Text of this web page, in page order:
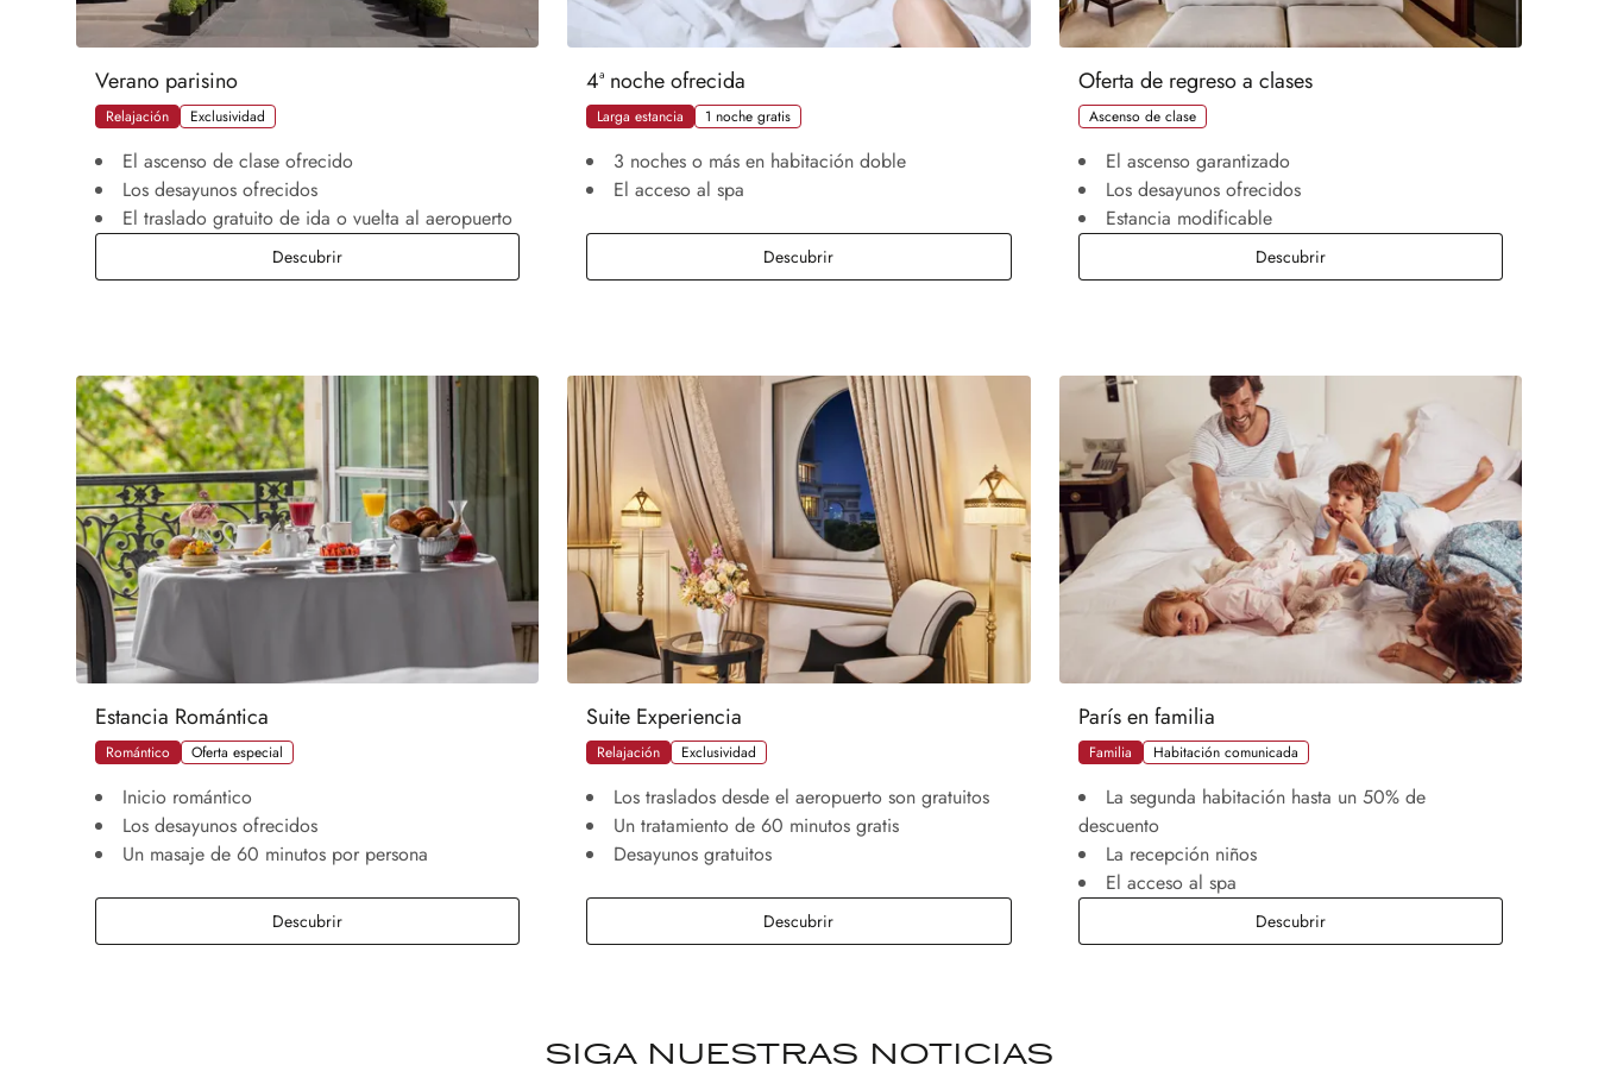
Verano parisino
Relajación Exclusividad
El ascenso de clase ofrecido
Los desayunos ofrecidos
El traslado gratuito de ida o vuelta al aeropuerto
DescubrirVerano parisino
4ª noche ofrecida
Larga estancia 1 noche gratis
3 noches o más en habitación doble
El acceso al spa
Descubrir4ª noche ofrecida
Oferta de regreso a clases
Ascenso de clase
El ascenso garantizado
Los desayunos ofrecidos
Estancia modificable
DescubrirOferta de regreso a clases
Estancia Romántica
Romántico Oferta especial
Inicio romántico
Los desayunos ofrecidos
Un masaje de 60 minutos por persona
DescubrirEstancia Romántica
Suite Experiencia
Relajación Exclusividad
Los traslados desde el aeropuerto son gratuitos
Un tratamiento de 60 minutos gratis
Desayunos gratuitos
DescubrirSuite Experiencia
París en familia
Familia Habitación comunicada
La segunda habitación hasta un 50% de
descuento
La recepción niños
El acceso al spa
DescubrirParís en familia
SIGA NUESTRAS NOTICIAS